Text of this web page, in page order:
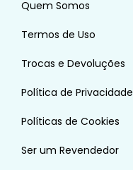
Quem Somos
Termos de Uso
Trocas e Devoluções
Política de Privacidade
Políticas de Cookies
Ser um Revendedor